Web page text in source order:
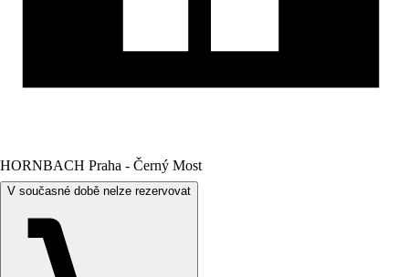
HORNBACH Praha - Černý Most
V současné době nelze rezervovat